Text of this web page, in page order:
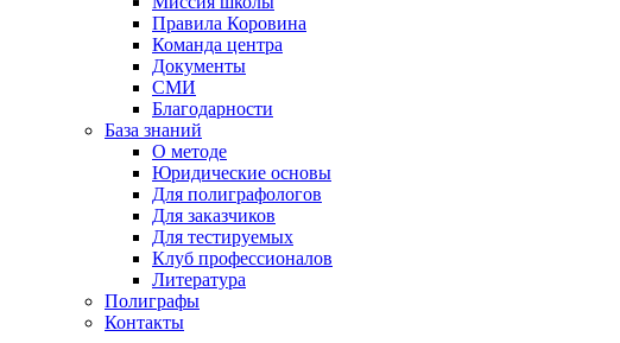
Правила Коровина
Команда центра
Документы
СМИ
Благодарности
База знаний
О методе
Юридические основы
Для полиграфологов
Для заказчиков
Для тестируемых
Клуб профессионалов
Литература
Полиграфы
Контакты